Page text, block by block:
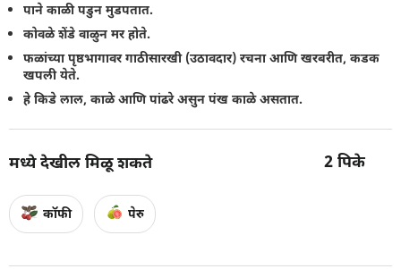
पाने काळी पडुन मुडपतात.
कोवळे शेंडे वाळुन मर होते.
फळांच्या पृष्ठभागावर गाठीसारखी (उठावदार) रचना आणि खरबरीत, कडक
खपली येते.
हे किडे लाल, काळे आणि पांढरे असुन पंख काळे असतात.
मध्ये देखील मिळू शकते 2 पिके
कॉफी पेरु